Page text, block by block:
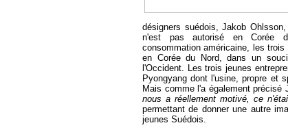
désigners suédois, Jakob
n'est pas autorisé en Corée
consommation américaine, les
en Corée du Nord, dans un
l'Occident. Les trois jeunes
Pyongyang dont l'usine, propre et
Mais comme l'a également
nous a réellement motivé, ce
permettant de donner une autre
jeunes Suédois.